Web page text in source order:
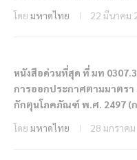
โดย มหาดไทย 22 มีนาคม
หนังสือด่วนที่สุด ที่ มท
การออกประกาศตามมาตร
กักตุนโภคภัณฑ์ พ.ศ. 2497 (
โดย มหาดไทย 28 มกราค